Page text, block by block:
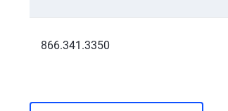
866.341.3350